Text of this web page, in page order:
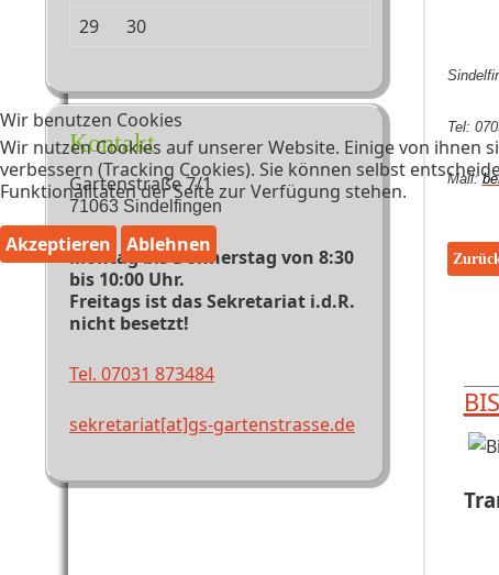
29
30
Kontakt
Gartenstraße 7/1
71063 Sindelfingen
Montag bis Donnerstag von 8:30
bis 10:00 Uhr.
Freitags ist das Sekretariat i.d.R.
nicht besetzt!
Tel. 07031 873484
sekretariat[at]gs-gartenstrasse.de
Tel:
Mail:
Wir benutzen Cookies
Wir nutzen Cookies auf unserer Website. Einige von
verbessern (Tracking Cookies). Sie können selbst
Funktionalitäten der Seite zur Verfügung stehen.
Akzeptieren
Ablehnen